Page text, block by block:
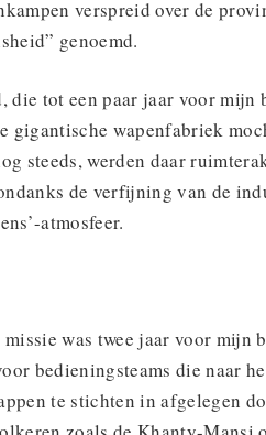
verspreid over de
genoemd.
die tot een paar jaar voor mijn
gigantische wapenfabriek
steeds, werden daar
de verfijning van de
atmosfeer.
was twee jaar voor mijn
bedieningsteams die naar
te stichten in afgelegen